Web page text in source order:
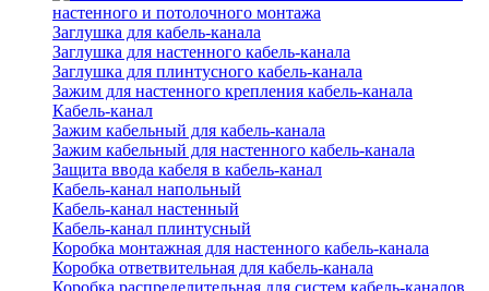
настенного и потолочного монтажа
Заглушка для кабель-канала
Заглушка для настенного кабель-канала
Заглушка для плинтусного кабель-канала
Зажим для настенного крепления кабель-канала
Кабель-канал
Зажим кабельный для кабель-канала
Зажим кабельный для настенного кабель-канала
Защита ввода кабеля в кабель-канал
Кабель-канал напольный
Кабель-канал настенный
Кабель-канал плинтусный
Коробка монтажная для настенного кабель-канала
Коробка ответвительная для кабель-канала
Коробка распределительная для систем кабель-каналов